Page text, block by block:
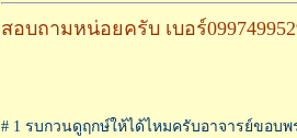
สอบถามหน่อยครับ เบอร์
# 1 รบกวนดูฤกษ์ให้ได้ไหมครับอาจารย์ขอบ